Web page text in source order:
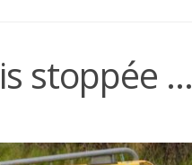
stoppée …